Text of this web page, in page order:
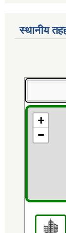
स्थानीय